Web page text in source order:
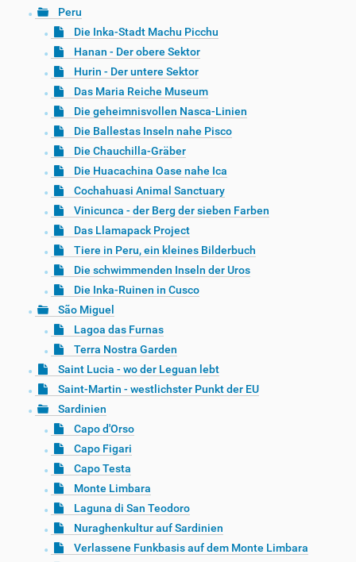
Peru
Die Inka-Stadt Machu Picchu
Hanan - Der obere Sektor
Hurin - Der untere Sektor
Das Maria Reiche Museum
Die geheimnisvollen Nasca-Linien
Die Ballestas Inseln nahe Pisco
Die Chauchilla-Gräber
Die Huacachina Oase nahe Ica
Cochahuasi Animal Sanctuary
Vinicunca - der Berg der sieben Farben
Das Llamapack Project
Tiere in Peru, ein kleines Bilderbuch
Die schwimmenden Inseln der Uros
Die Inka-Ruinen in Cusco
São Miguel
Lagoa das Furnas
Terra Nostra Garden
Saint Lucia - wo der Leguan lebt
Saint-Martin - westlichster Punkt der EU
Sardinien
Capo d'Orso
Capo Figari
Capo Testa
Monte Limbara
Laguna di San Teodoro
Nuraghenkultur auf Sardinien
Verlassene Funkbasis auf dem Monte Limbara